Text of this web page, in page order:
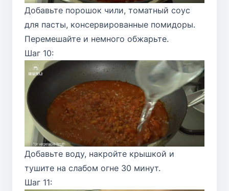
Добавьте порошок чили, томатный соус
для пасты, консервированные помидоры.
Перемешайте и немного обжарьте.
Шаг 10:
Добавьте воду, накройте крышкой и
тушите на слабом огне 30 минут.
Шаг 11: